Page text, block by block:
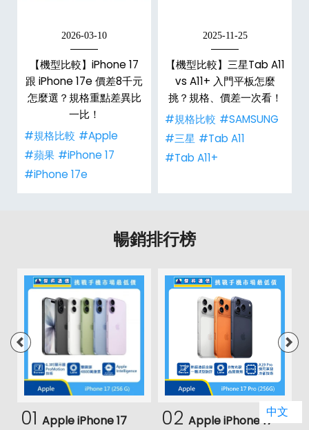
2026-03-10
【機型比較】iPhone 17
跟 iPhone 17e 價差8千元
怎麼選？規格重點差異比
一比！
#規格比較 #Apple
#蘋果 #iPhone 17
#iPhone 17e
2025-11-25
【機型比較】三星Tab A11
vs A11+ 入門平板怎麼
挑？規格、價差一次看！
#規格比較 #SAMSUNG
#三星 #Tab A11
#Tab A11+
暢銷排行榜
01 Apple iPhone 17 02 Apple iPhone 17
中文